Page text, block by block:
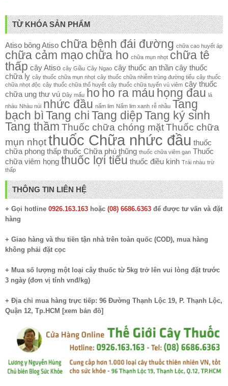
TỪ KHÓA SẢN PHẨM
Atiso bông Atiso chữa bệnh đái đường chữa cao huyết áp
chữa cảm mạo chữa ho chữa mụn nhọt chữa tê
thấp cây Atiso cây Giầu Cây Ngao cây thuốc an thần cây thuốc
chữa lỵ cây thuốc chữa mụn nhọt cây thuốc chữa nhiễm trùng đường tiểu cây thuốc
chữa nhọt độc cây thuốc chữa thổ huyết cây thuốc chữa tuyến vú viêm cây thuốc
chữa ung thư vú Dây mấu ho ho ra máu họng đau lá
nhàu Nhàu núi nhức đầu nấm lim Nấm lim xanh rễ nhầu Tang
bạch bì Tang chi Tang diệp Tang ký sinh
Tang thầm Thuốc chữa chóng mặtThuốc chữa
mụn nhọtthuốc Chữa nhức đầu thuốc
chữa phong thấp thuốc Chữa phù thũng thuốc chữa viêm gan Thuốc
chữa viêm họng thuốc lợi tiểu thuốc điều kinh Trái nhàu trừ
thấp
THÔNG TIN LIÊN HỆ
+ Gọi hotline 0926.163.163 hoặc (08) 6686.6363 để được tư vấn và đặt
hàng
+ Giao hàng và thu tiền tận nhà trên toàn quốc (COD), mua hàng
không phải đặt cọc
+ Mua số lượng một loại cây thuốc từ 5kg trở lên vui lòng đặt trước
3 ngày (đơn vị tính vnđ/kg)
+ Địa chỉ mua hàng trực tiếp: 96 Đường Thạnh Lộc 19, P. Thạnh Lộc,
Quận 12, Tp.HCM [xem bản đồ]